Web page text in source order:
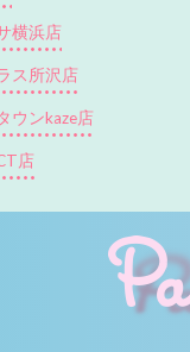
横浜店
ス所沢店
ウンkaze店
店